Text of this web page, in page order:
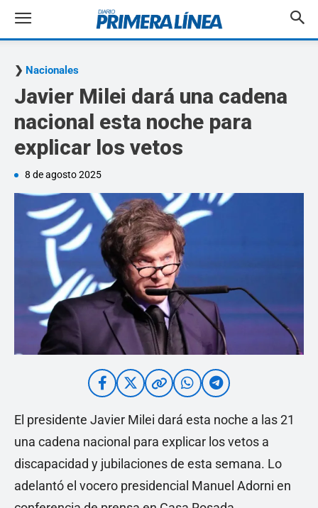
Nacionales
Javier Milei dará una cadena
nacional esta noche para
explicar los vetos
8 de agosto 2025
El presidente Javier Milei dará esta noche a las 21
una cadena nacional para explicar los vetos a
discapacidad y jubilaciones de esta semana. Lo
adelantó el vocero presidencial Manuel Adorni en